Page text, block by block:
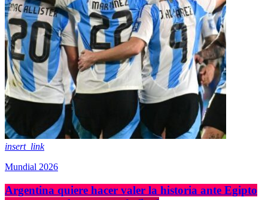
insert_link
Mundial 2026
Argentina quiere hacer valer la historia ante Egipto